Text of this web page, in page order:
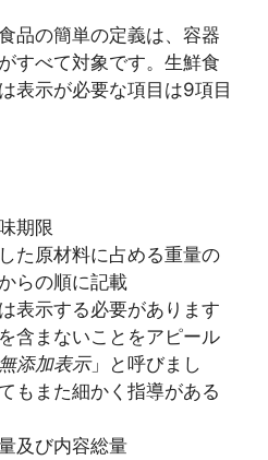
品の簡単の定義は、容器
すべて対象です。生鮮食
表示が必要な項目は9項目
期限
た原材料に占める重量の
らの順に記載
表示する必要があります
含まないことをアピール
無添加表示」と呼びまし
もまた細かく指導がある
及び内容総量